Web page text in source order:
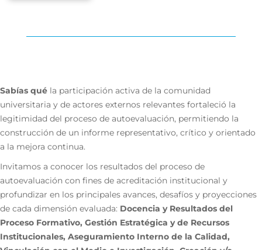
Sabías qué la participación activa de la comunidad
universitaria y de actores externos relevantes fortaleció la
legitimidad del proceso de autoevaluación, permitiendo la
construcción de un informe representativo, crítico y orientado
a la mejora continua.
Invitamos a conocer los resultados del proceso de
autoevaluación con fines de acreditación institucional y
profundizar en los principales avances, desafíos y proyecciones
de cada dimensión evaluada: Docencia y Resultados del
Proceso Formativo, Gestión Estratégica y de Recursos
Institucionales, Aseguramiento Interno de la Calidad,